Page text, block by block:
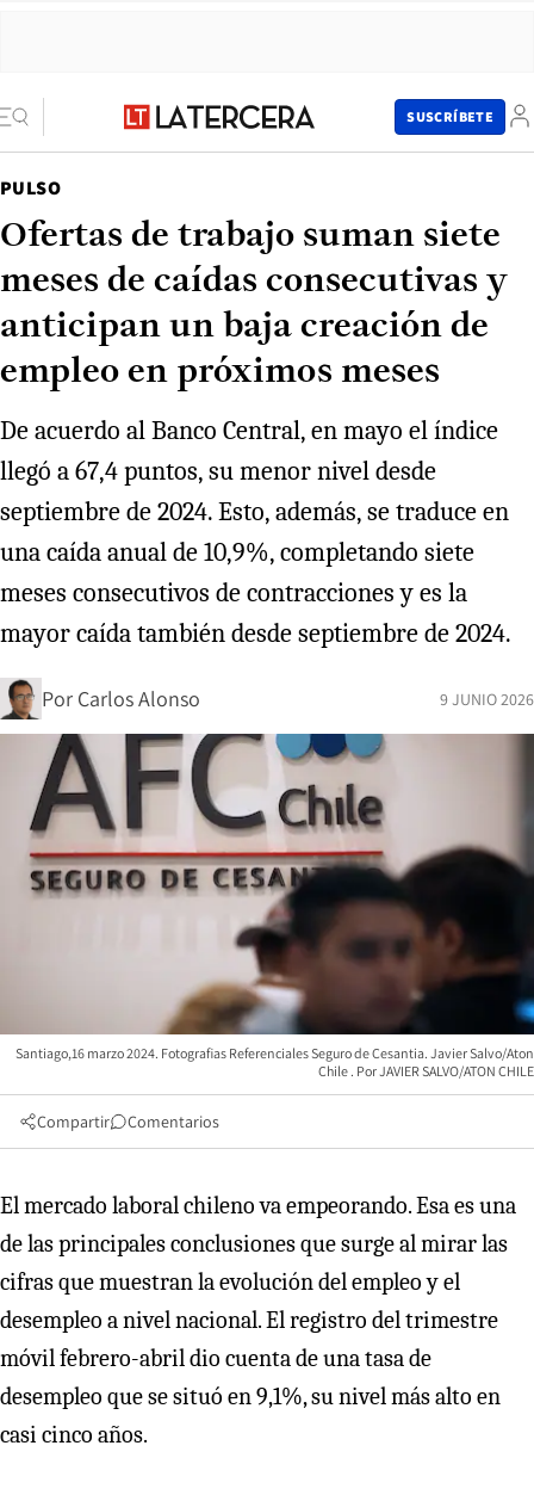
SUSCRÍBETE
PULSO
Ofertas de trabajo suman siete
meses de caídas consecutivas y
anticipan un baja creación de
empleo en próximos meses
De acuerdo al Banco Central, en mayo el índice
llegó a 67,4 puntos, su menor nivel desde
septiembre de 2024. Esto, además, se traduce en
una caída anual de 10,9%, completando siete
meses consecutivos de contracciones y es la
mayor caída también desde septiembre de 2024.
Por Carlos Alonso 9 JUNIO 2026
Santiago,16 marzo 2024. Fotografias Referenciales Seguro de Cesantia. Javier Salvo/Aton
Chile
JAVIER SALVO/ATON CHILE
Compartir Comentarios
El mercado laboral chileno va empeorando. Esa es una
de las principales conclusiones que surge al mirar las
cifras que muestran la evolución del empleo y el
desempleo a nivel nacional. El registro del trimestre
móvil febrero-abril dio cuenta de una tasa de
desempleo que se situó en 9,1%, su nivel más alto en
casi cinco años.